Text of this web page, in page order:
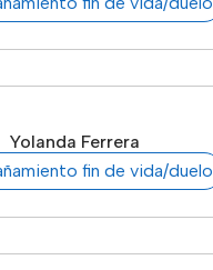
Yolanda Ferrera
fin de vida/duelo